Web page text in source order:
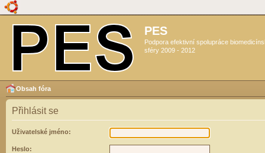
PES
Podpora efektivní spolupráce
sféry 2009 - 2012
Obsah fóra
Přihlásit se
Uživatelské jméno:
Heslo: